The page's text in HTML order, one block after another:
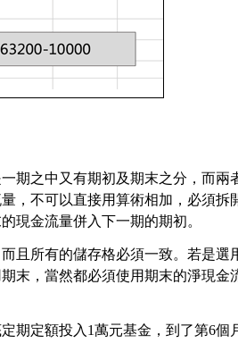
期之中又有期初及期末之分，而兩
，不可以直接用算術相加，必須拆
現金流量併入下一期的期初。
且所有的儲存格必須一致。若是選
末，當然都必須使用期末的淨現金
期定額投入1萬元基金，到了第6個